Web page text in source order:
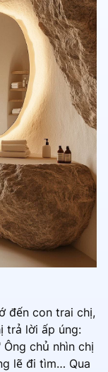
đến con trai chị,
trả lời ấp úng:
Ông chủ nhìn chị
lẽ đi tìm… Qua